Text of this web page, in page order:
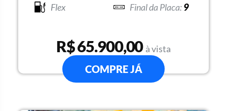
Flex
9
R$ 65.900,00 à vista
COMPRE JÁ